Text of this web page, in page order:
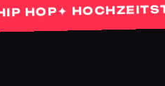
✦ HOCHZEITSTANZ